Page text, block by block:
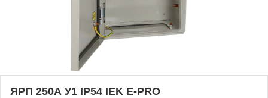
ЯРП 250А У1 IP54 IEK E-PRO